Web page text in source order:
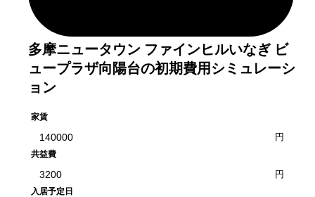
多摩ニュータウン ファインヒルいなぎ ビ
ュープラザ向陽台の初期費用シミュレーシ
ョン
家賃
円
共益費
円
入居予定日